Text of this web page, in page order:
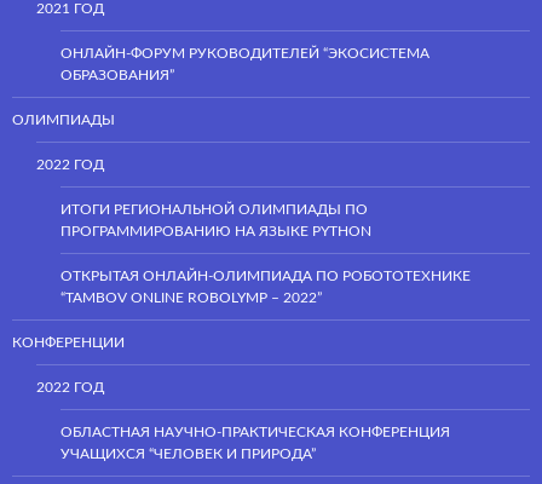
2021 ГОД
ОНЛАЙН-ФОРУМ РУКОВОДИТЕЛЕЙ “ЭКОСИСТЕМА
ОБРАЗОВАНИЯ”
ОЛИМПИАДЫ
2022 ГОД
ИТОГИ РЕГИОНАЛЬНОЙ ОЛИМПИАДЫ ПО
ПРОГРАММИРОВАНИЮ НА ЯЗЫКЕ PYTHON
ОТКРЫТАЯ ОНЛАЙН-ОЛИМПИАДА ПО РОБОТОТЕХНИКЕ
“TAMBOV ONLINE ROBOLYMP – 2022”
КОНФЕРЕНЦИИ
2022 ГОД
ОБЛАСТНАЯ НАУЧНО-ПРАКТИЧЕСКАЯ КОНФЕРЕНЦИЯ
УЧАЩИХСЯ “ЧЕЛОВЕК И ПРИРОДА”